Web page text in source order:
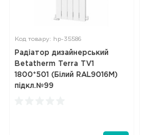
Код товару: hp-35586
Радіатор дизайнерський
Betatherm Terra TV1
1800*501 (Білий RAL9016М)
підкл.№99